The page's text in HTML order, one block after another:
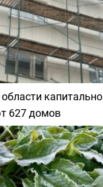
капитально
627 домов